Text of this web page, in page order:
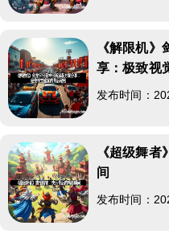
《解限机
享：极致视
发布时间：
《超级舞
间
发布时间：